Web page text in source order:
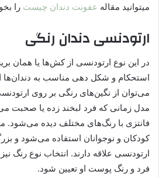
میتوانید مقاله عفونت دندان چیست را
ارتودنسی دندان رنگی
در این نوع ارتودنسی از کش‌ها یا همان
استحکام و شکل دهی مناسب به
می‌توان از نگین‌های رنگی بر روی
مدل زمانی که فرد لبخند زده یا صحبت
فانتزی با رنگ‌های مختلف دیده می‌شود.
کودکان و نوجوانان استفاده می‌شود و
ارتودنسی علاقه دارند. انتخاب نوع رنگ
فرد و رنگ پوست او تعیین شود.